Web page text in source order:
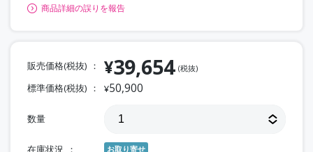
商品詳細の誤りを報告
販売価格(税抜) ¥39,654 (税抜)
標準価格(税抜) ¥50,900
数量
在庫状況 お取り寄せ